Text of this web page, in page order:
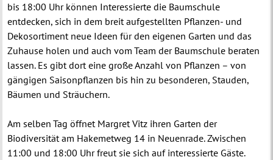
bis 18:00 Uhr können Interessierte die Baumschule
entdecken, sich in dem breit aufgestellten Pflanzen- und
Dekosortiment neue Ideen für den eigenen Garten und das
Zuhause holen und auch vom Team der Baumschule beraten
lassen. Es gibt dort eine große Anzahl von Pflanzen – von
gängigen Saisonpflanzen bis hin zu besonderen, Stauden,
Bäumen und Sträuchern.
Am selben Tag öffnet Margret Vitz ihren Garten der
Biodiversität am Hakemetweg 14 in Neuenrade. Zwischen
11:00 und 18:00 Uhr freut sie sich auf interessierte Gäste.